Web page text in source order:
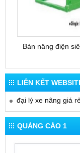
Bàn nâng điện
LIÊN KẾT
đại lý xe nâng giá
QUẢNG CÁO 1